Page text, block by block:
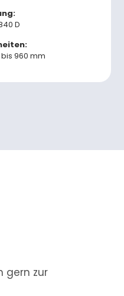
D
960 mm
gern zur